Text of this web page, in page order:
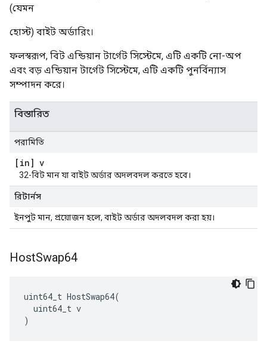
(যেমন
হোস্ট) বাইট অর্ডারিং।
ফলস্বরূপ, বিট এন্ডিয়ান টার্গেট সিস্টেমে, এটি একটি নো-অপ
এবং বড় এন্ডিয়ান টার্গেট সিস্টেমে, এটি একটি পুনর্বিন্যাস
সম্পাদন করে।
বিস্তারিত
পরামিতি
[in] v
32-বিট মান যা বাইট অর্ডার অদলবদল করতে হবে।
রিটার্নস
ইনপুট মান, প্রয়োজন হলে, বাইট অর্ডার অদলবদল করা হয়।
HostSwap64
uint64_t HostSwap64(
  uint64_t v
)